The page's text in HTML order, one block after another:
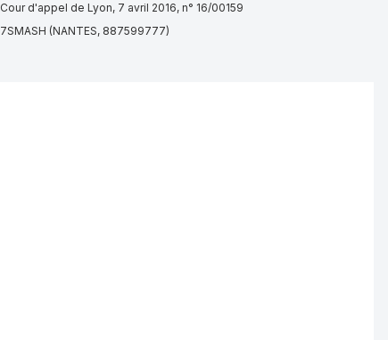
Cour d'appel de Lyon, 7 avril 2016, n° 16/00159
7SMASH (NANTES, 887599777)